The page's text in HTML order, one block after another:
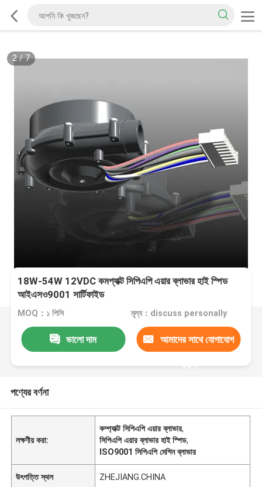
2/7
18W-54W 12VDC কমপ্যাক্ট সিপিএপি এয়ার ব্লাভার হাই স্পিড
আইএসও9001 সার্টিফাইড
MOQ：১ পিসি মূল্য：discuss personally
ভালো দাম আমাদের সাথে যোগাযোগ
করুন
পণ্যের বর্ণনা
লক্ষণীয় করা:
কম্প্যাক্ট সিপিএপি এয়ার ব্লাভার,
সিপিএপি এয়ার ব্লাভার হাই স্পিড,
ISO9001 সিপিএপি মেশিন ব্লাভার
উৎপত্তি স্থল ZHEJIANG.CHINA